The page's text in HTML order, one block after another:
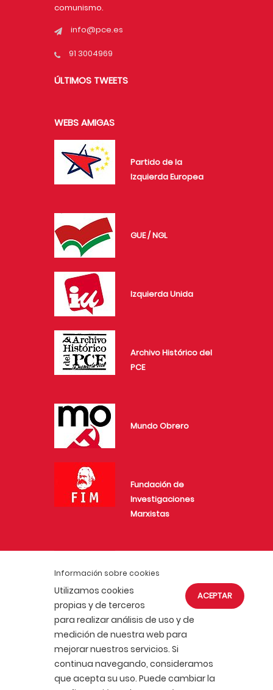
Información sobre cookies
ACEPTAR
Utilizamos cookies
propias y de terceros
para realizar análisis de uso y de
medición de nuestra web para
mejorar nuestros servicios. Si
continua navegando, consideramos
que acepta su uso. Puede cambiar la
comunismo.
info@pce.es
91 3004969
ÚLTIMOS TWEETS
WEBS AMIGAS
Partido de la
Izquierda Europea
GUE / NGL
Izquierda Unida
Archivo Histórico del
PCE
Mundo Obrero
Fundación de
Investigaciones
Marxistas
Juventud Comunista
ACTUALIDAD
AFÍLIATE
POLÍTICA DE PRIVACIDAD